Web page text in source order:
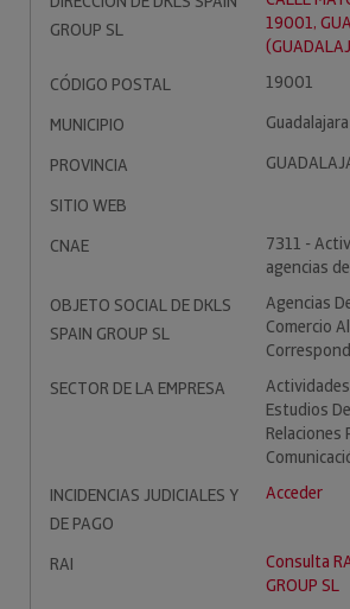
GROUP SL
19001,
CÓDIGO POSTAL
19001
MUNICIPIO
Guadalajara
PROVINCIA
SITIO WEB
CNAE
7311 -
agencias
OBJETO SOCIAL DE DKLS
SPAIN GROUP SL
Agencias
Comercio
SECTOR DE LA EMPRESA
Estudios
Relaciones
INCIDENCIAS JUDICIALES Y
DE PAGO
Acceder
RAI
Consulta
GROUP SL